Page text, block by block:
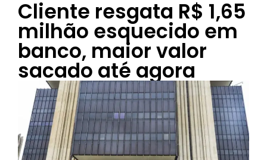
Cliente resgata R$ 1,65
milhão esquecido em
banco, maior valor
sacado até agora